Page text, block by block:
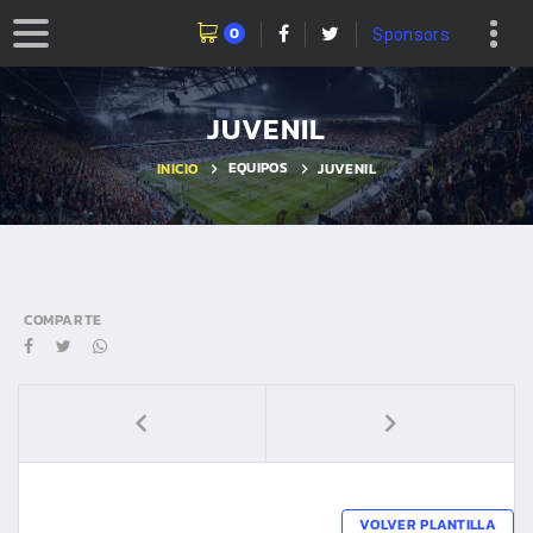
0 Sponsors
JUVENIL
INICIO EQUIPOS JUVENIL
COMPARTE
VOLVER PLANTILLA